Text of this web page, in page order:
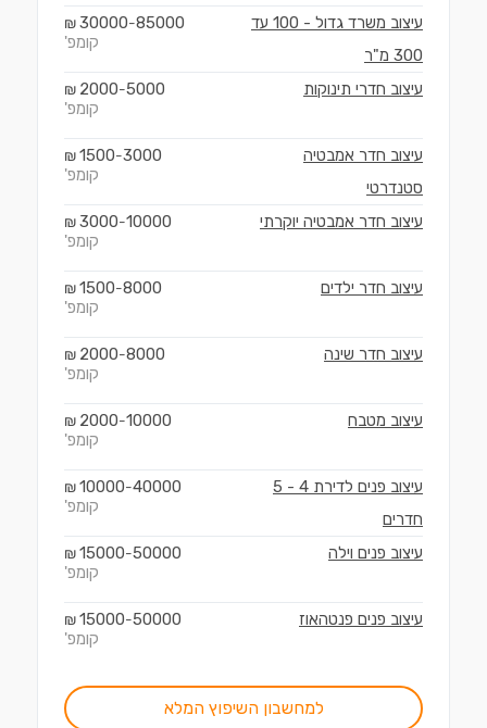
עיצוב משרד גדול - 100 עד
300 מ"ר
30000-85000
₪
קומפ'
עיצוב חדרי תינוקות 2000-5000
₪
קומפ'
עיצוב חדר אמבטיה
סטנדרטי
1500-3000
₪
קומפ'
עיצוב חדר אמבטיה יוקרתי 3000-10000
₪
קומפ'
עיצוב חדר ילדים 1500-8000
₪
קומפ'
עיצוב חדר שינה 2000-8000
₪
קומפ'
עיצוב מטבח 2000-10000
₪
קומפ'
עיצוב פנים לדירת 4 - 5
חדרים
10000-40000
₪
קומפ'
עיצוב פנים וילה 15000-50000
₪
קומפ'
עיצוב פנים פנטהאוז 15000-50000
₪
קומפ'
למחשבון השיפוץ המלא